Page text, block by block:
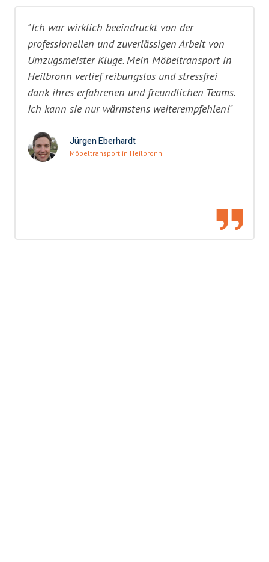
"Ich war wirklich beeindruckt von der
professionellen und zuverlässigen Arbeit von
Umzugsmeister Kluge. Mein Möbeltransport in
Heilbronn verlief reibungslos und stressfrei
dank ihres erfahrenen und freundlichen Teams.
Ich kann sie nur wärmstens weiterempfehlen!"
Jürgen Eberhardt
Möbeltransport in Heilbronn